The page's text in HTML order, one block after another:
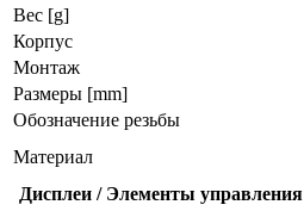
Вес [g]
Корпус
Монтаж
Размеры [mm]
Обозначение резьбы
Материал
Дисплеи / Элементы управления